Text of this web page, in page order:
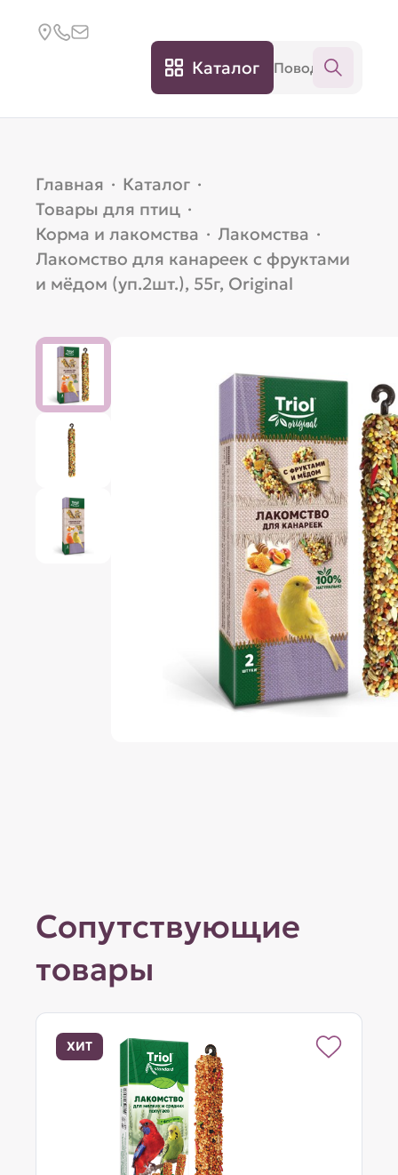
Каталог
Главная · Каталог ·
Товары для птиц ·
Корма и лакомства · Лакомства ·
Лакомство для канареек с фруктами
и мёдом (уп.2шт.), 55г, Original
Сопутствующие
товары
ХИТ